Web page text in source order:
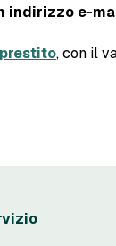
indirizzo e-
, con il